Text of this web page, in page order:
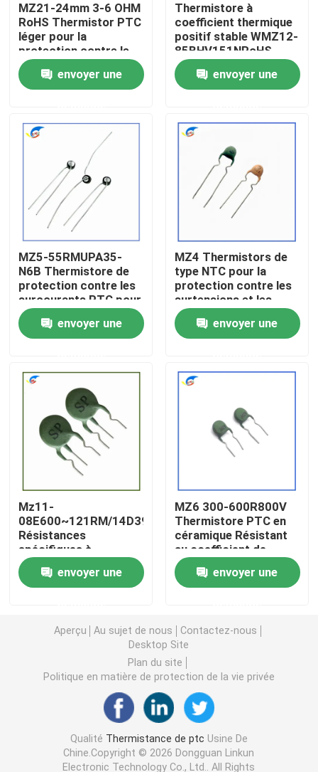
À la maison
Produits
vidéo
À propos de nous
Visite de l'usine
Contrôle de la qualité
Nous contacter
Les affaires
Thermistance de ptc
Puce de chauffage PTC
Thermistors NTC
Thermistance de SMD NTC
Le thermistore NTC de puissance
Capteur de température de NTC
Varistance CMS
MZ21-24mm 3-6 OHM
RoHS Thermistor PTC
léger pour la
protection contre le
surcourant
Thermistor à
coefficient thermique
envoyer une
Thermistore à
coefficient thermique
positif stable WMZ12-
85BHV151NRoHS
pour la protection
contre le surcourant
Certifié compatible
envoyer une
MZ5-55RMUPA35-
N6B Thermistore de
protection contre les
surcourants PTC pour
les produits de
contrôle du vent
envoyer une
MZ4 Thermistors de
type NTC pour la
protection contre les
surtensions et les
surcharges
envoyer une
Mz11-
08E600~121RM/14D391
Résistances
spécifiques à
l'instrument électrique
envoyer une
MZ6 300-600R800V
Thermistore PTC en
céramique Résistant
au coefficient de
température positive
pour les ballasts
envoyer une
Aperçu Au sujet de nous
Contactez-nous
Desktop Site
Plan du site
Politique en matière de protection de la vie privée
Qualité Thermistance de ptc Usine De
Chine.Copyright © 2026 Dongguan Linkun
Electronic Technology Co., Ltd.. All Rights